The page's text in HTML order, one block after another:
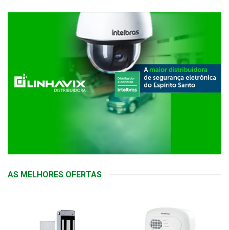
AS MELHORES OFERTAS